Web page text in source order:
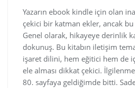
Yazarın ebook kindle için olan
çekici bir katman ekler, ancak
Genel olarak, hikayeye derinlik
dokunuş. Bu kitabın iletişim
işaret dilini, hem eğitici hem de
ele alması dikkat çekici.
80. sayfaya geldiğimde bitti.